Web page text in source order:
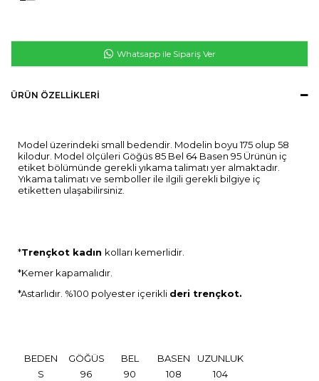
Whatsapp ile Sipariş Ver
ÜRÜN ÖZELLIKLERI
Model üzerindeki small bedendir. Modelin boyu 175 olup 58
kilodur. Model ölçüleri Göğüs 85 Bel 64 Basen 95 Ürünün iç
etiket bölümünde gerekli yıkama talimatı yer almaktadır.
Yıkama talimatı ve semboller ile ilgili gerekli bilgiye iç
etiketten ulaşabilirsiniz.
*Trençkot kadın kolları kemerlidir.
*Kemer kapamalıdır.
*Astarlıdır. %100 polyester içerikli deri trençkot.
BEDEN GÖĞÜS BEL BASEN
UZUNLUK
S
96 90 108
104